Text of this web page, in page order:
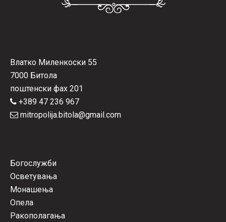
Влатко Миленкоски 55
7000 Битола
поштенски фах 201
+389 47 236 967
mitropolija.bitola@gmail.com
Богослужби
Осветувања
Монашења
Опела
Ракополагања